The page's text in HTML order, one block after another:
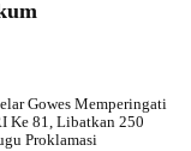
Gowes Memperingati
Ke 81, Libatkan 250
Proklamasi